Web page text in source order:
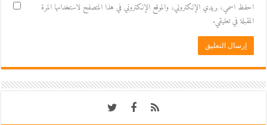
احفظ اسمي، بريدي الإلكتروني، والموقع الإلكتروني في هذا المتصفح لاستخدامها المرة
المقبلة في تعليقي.